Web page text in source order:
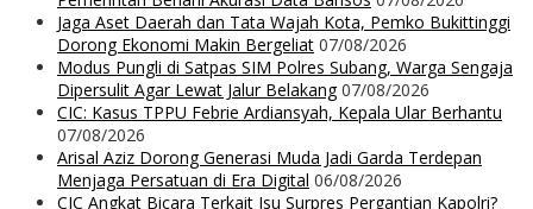
Jaga Aset Daerah dan Tata Wajah Kota, Pemko Bukittinggi
Dorong Ekonomi Makin Bergeliat 07/08/2026
Modus Pungli di Satpas SIM Polres Subang, Warga Sengaja
Dipersulit Agar Lewat Jalur Belakang 07/08/2026
CIC: Kasus TPPU Febrie Ardiansyah, Kepala Ular Berhantu
07/08/2026
Arisal Aziz Dorong Generasi Muda Jadi Garda Terdepan
Menjaga Persatuan di Era Digital 06/08/2026
CIC Angkat Bicara Terkait Isu Surpres Pergantian Kapolri?